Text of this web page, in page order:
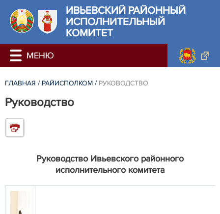
ИВЬЕВСКИЙ РАЙОННЫЙ
ИСПОЛНИТЕЛЬНЫЙ
КОМИТЕТ
ГЛАВНАЯ / РАЙИСПОЛКОМ / РУКОВОДСТВО
Руководство
Руководство Ивьевского районного
исполнительного комитета